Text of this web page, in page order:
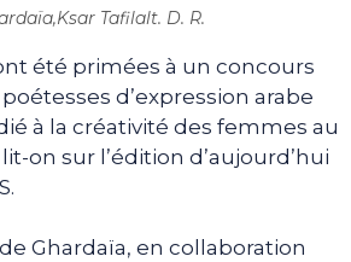
Tafilalt. D. R.
été primées à un concours
d’expression arabe
à la créativité des femmes au
on sur l’édition d’aujourd’hui
Ghardaïa, en collaboration